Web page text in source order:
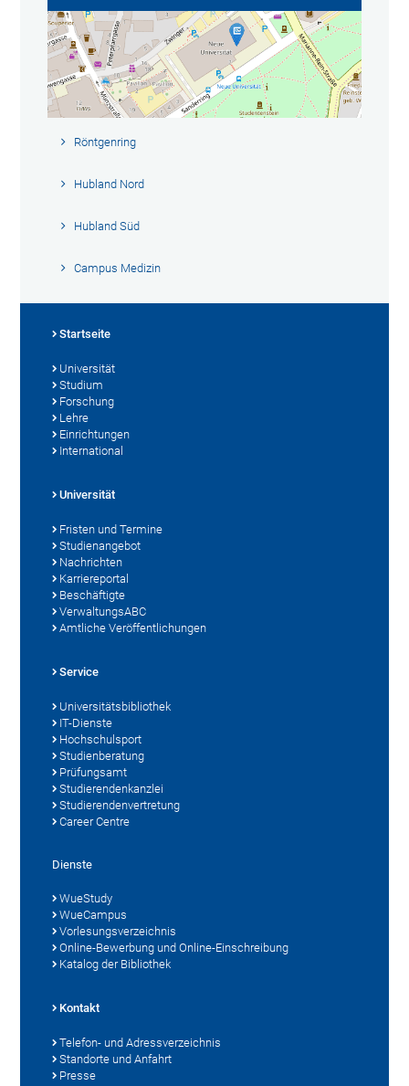
Röntgenring
Hubland Nord
Hubland Süd
Campus Medizin
Startseite
Universität
Studium
Forschung
Lehre
Einrichtungen
International
Universität
Fristen und Termine
Studienangebot
Nachrichten
Karriereportal
Beschäftigte
VerwaltungsABC
Amtliche Veröffentlichungen
Service
Universitätsbibliothek
IT-Dienste
Hochschulsport
Studienberatung
Prüfungsamt
Studierendenkanzlei
Studierendenvertretung
Career Centre
Dienste
WueStudy
WueCampus
Vorlesungsverzeichnis
Online-Bewerbung und Online-Einschreibung
Katalog der Bibliothek
Kontakt
Telefon- und Adressverzeichnis
Standorte und Anfahrt
Presse